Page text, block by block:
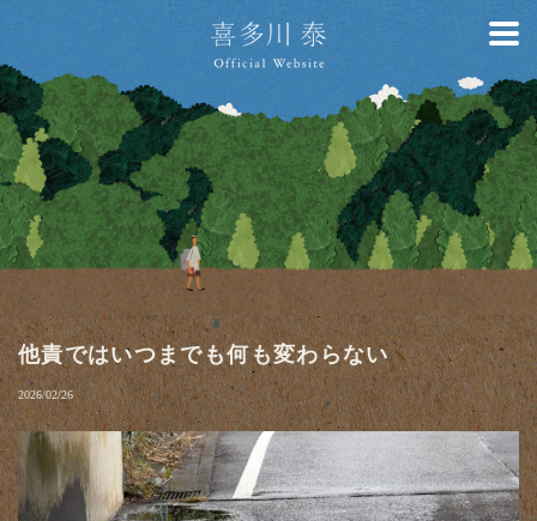
他責ではいつまでも何も変わらない
2026/02/26